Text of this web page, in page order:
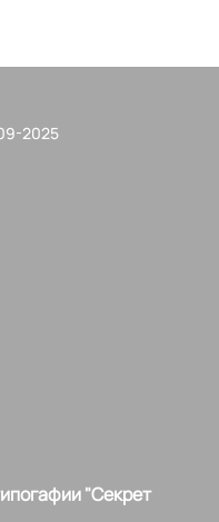
2025
"Секрет